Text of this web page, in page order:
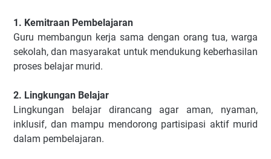
1. Kemitraan Pembelajaran
Guru membangun kerja sama dengan orang tua, warga
sekolah, dan masyarakat untuk mendukung keberhasilan
proses belajar murid.
2. Lingkungan Belajar
Lingkungan belajar dirancang agar aman, nyaman,
inklusif, dan mampu mendorong partisipasi aktif murid
dalam pembelajaran.